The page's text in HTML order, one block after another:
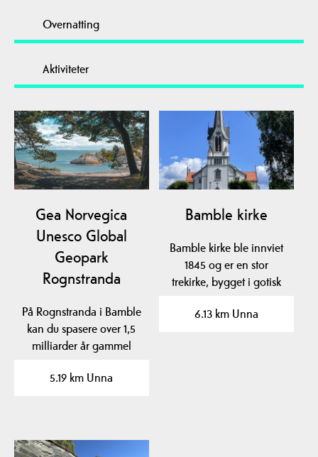
Overnatting
Aktiviteter
Gea Norvegica
Unesco Global
Geopark
Rognstranda
På Rognstranda i Bamble
kan du spasere over 1,5
milliarder år gammel
5.19 km Unna
Bamble kirke
Bamble kirke ble innviet
1845 og er en stor
trekirke, bygget i gotisk
6.13 km Unna